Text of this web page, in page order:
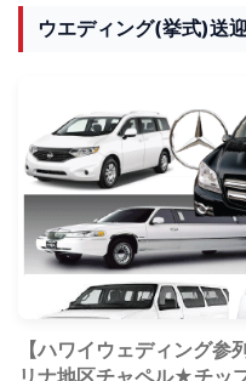
ウエディング(挙式)送
【ハワイウェディング
リナ地区チャペル★チッ